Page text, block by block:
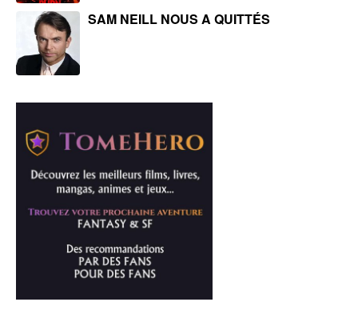
SAM NEILL NOUS A QUITTÉS